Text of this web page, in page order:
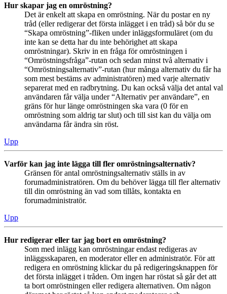
Hur skapar jag en omröstning?
Det är enkelt att skapa en omröstning. När du postar en ny
tråd (eller redigerar det första inlägget i en tråd) så bör du se
“Skapa omröstning”-fliken under inläggsformuläret (om du
inte kan se detta har du inte behörighet att skapa
omröstningar). Skriv in en fråga för omröstningen i
“Omröstningsfråga”-rutan och sedan minst två alternativ i
“Omröstningsalternativ”-rutan (hur många alternativ du får ha
som mest bestäms av administratören) med varje alternativ
separerat med en radbrytning. Du kan också välja det antal val
användaren får välja under “Alternativ per användare”, en
gräns för hur länge omröstningen ska vara (0 för en
omröstning som aldrig tar slut) och till sist kan du välja om
användarna får ändra sin röst.
Upp
Varför kan jag inte lägga till fler omröstningsalternativ?
Gränsen för antal omröstningsalternativ ställs in av
forumadministratören. Om du behöver lägga till fler alternativ
till din omröstning än vad som tillåts, kontakta en
forumadministratör.
Upp
Hur redigerar eller tar jag bort en omröstning?
Som med inlägg kan omröstningar endast redigeras av
inläggsskaparen, en moderator eller en administratör. För att
redigera en omröstning klickar du på redigeringsknappen för
det första inlägget i tråden. Om ingen har röstat så går det att
ta bort omröstningen eller redigera alternativen. Om någon